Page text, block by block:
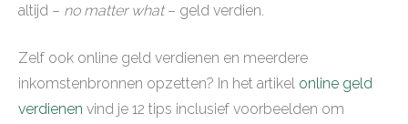
altijd – no matter what– geld verdien.
Zelf ook online geld verdienen en meerdere
inkomstenbronnen opzetten? In het artikel online geld
verdienen vind je 12 tips inclusief voorbeelden om